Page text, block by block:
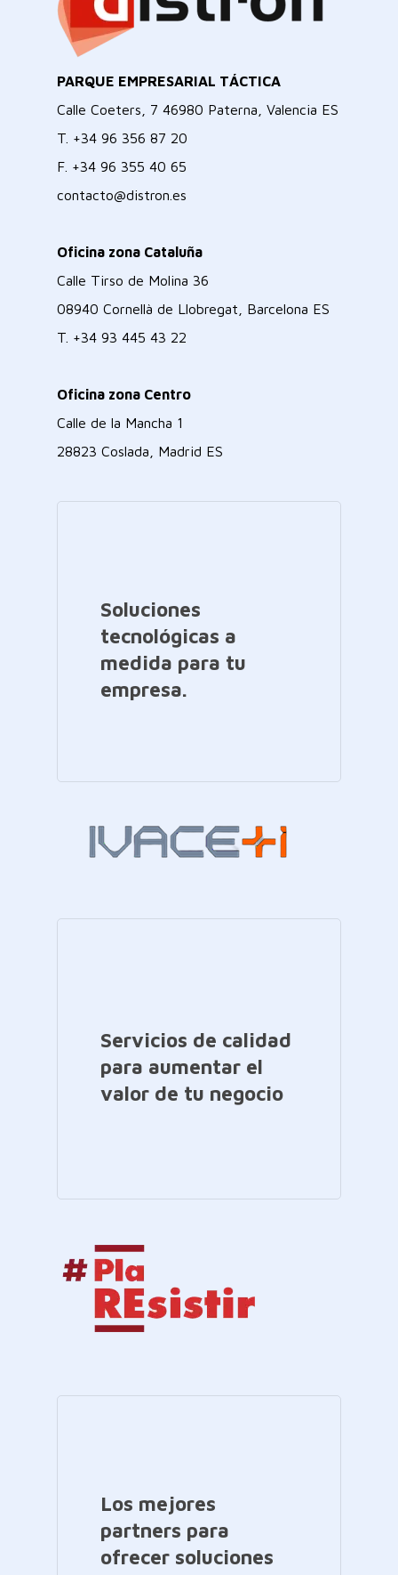
PARQUE EMPRESARIAL TÁCTICA
Calle Coeters, 7 46980 Paterna, Valencia ES
T. +34 96 356 87 20
F. +34 96 355 40 65
contacto@distron.es
Oficina zona Cataluña
Calle Tirso de Molina 36
08940 Cornellà de Llobregat, Barcelona ES
T. +34 93 445 43 22
Oficina zona Centro
Calle de la Mancha 1
28823 Coslada, Madrid ES
Soluciones
tecnológicas a
medida para tu
empresa.
Servicios de calidad
para aumentar el
valor de tu negocio
Los mejores
partners para
ofrecer soluciones